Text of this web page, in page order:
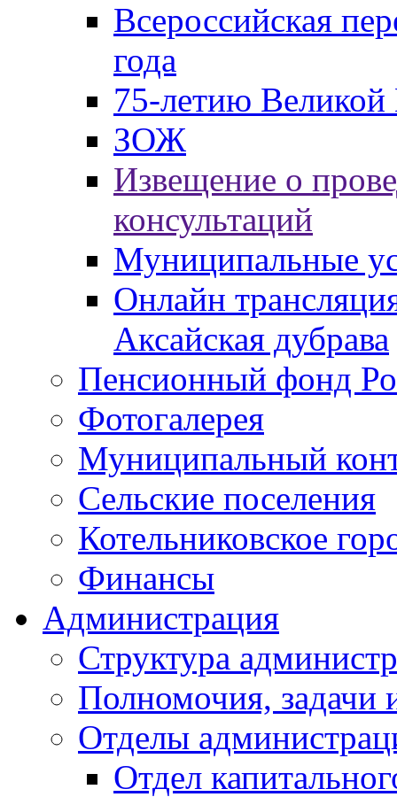
Всероссийская
года
75-летию
ЗОЖ
Извещение о
консультаций
Муниципальные
Онлайн
Аксайская дубрава
Пенсионный фонд
Фотогалерея
Муниципальный
Сельские поселения
Котельниковское
Финансы
Администрация
Структура
Полномочия, задачи
Отделы
Отдел